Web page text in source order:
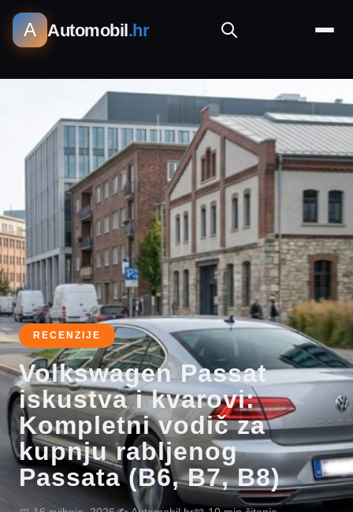
A Automobil.hr
RECENZIJE
Volkswagen Passat
iskustva i kvarovi:
Kompletni vodič za
kupnju rabljenog
Passata (B6, B7, B8)